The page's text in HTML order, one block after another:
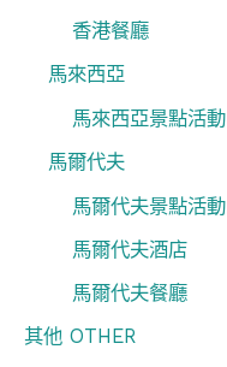
香港餐廳
馬來西亞
馬來西亞景點活動
馬爾代夫
馬爾代夫景點活動
馬爾代夫酒店
馬爾代夫餐廳
其他 OTHER